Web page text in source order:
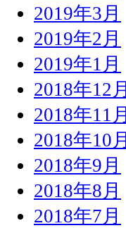
2019年3月
2019年2月
2019年1月
2018年12月
2018年11月
2018年10月
2018年9月
2018年8月
2018年7月